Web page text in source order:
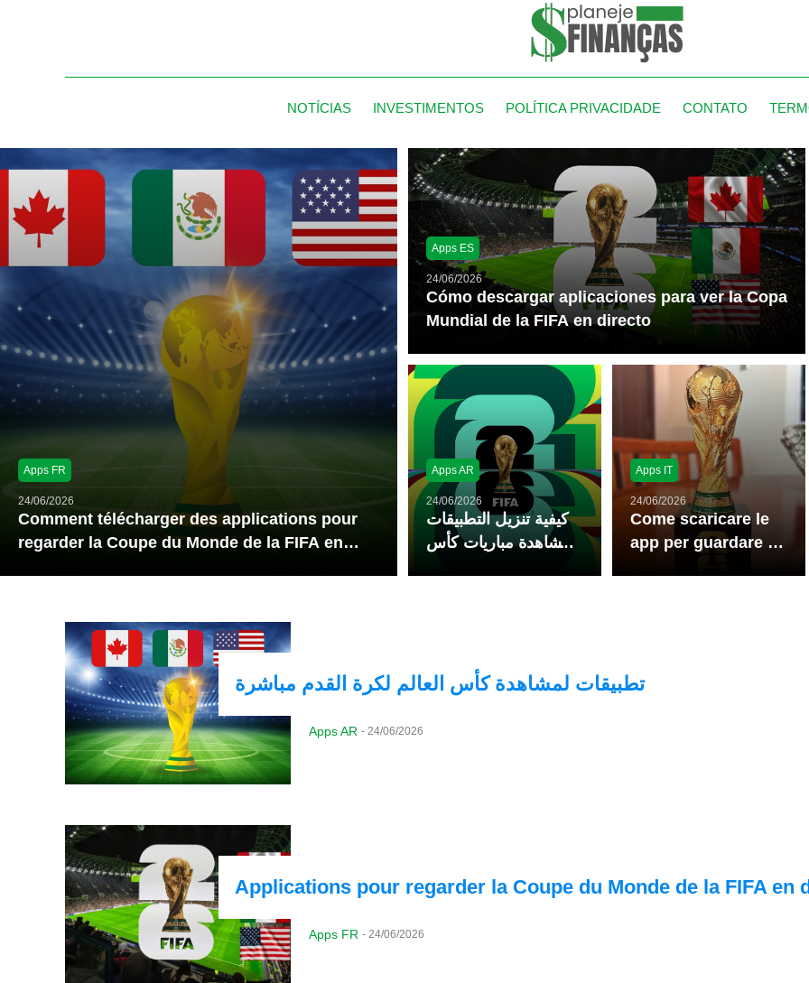
NOTÍCIAS INVESTIMENTOS POLÍTICA PRIVACIDADE CONTATO
Apps FR
24/06/2026
Comment télécharger des applications pour
regarder la Coupe du Monde de la FIFA en
Apps ES
24/06/2026
Cómo descargar aplicaciones para ver la Copa
Mundial de la FIFA en directo
Apps AR
24/06/2026
كيفية تنزيل التطبيقات
لمشاهدة مباريات كأس
Apps IT
24/06/2026
Come scaricare le
app per guardare la
تطبيقات لمشاهدة كأس العالم لكرة القدم مباشرة
Apps AR - 24/06/2026
Applications pour regarder la Coupe du Monde de la FIFA en
Apps FR - 24/06/2026